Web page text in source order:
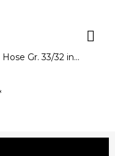
Gr. 33/32 in...